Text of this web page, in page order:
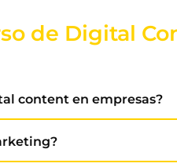
de Digital
content en empresas?